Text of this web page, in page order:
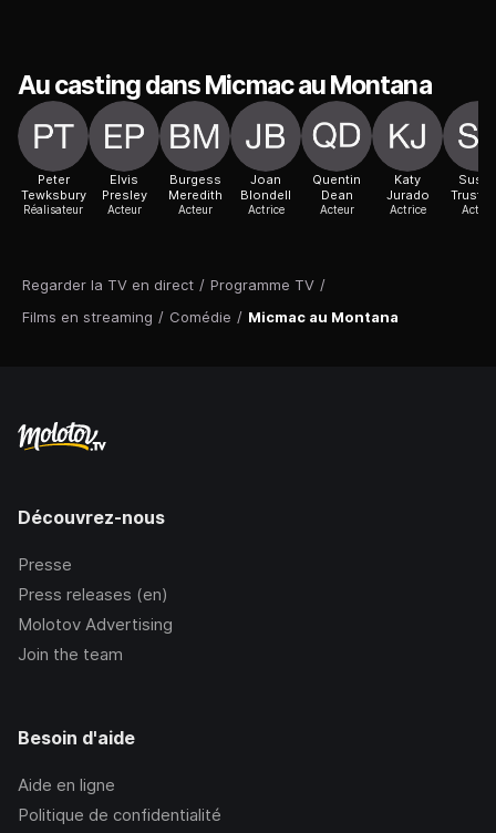
Regarder la TV en direct / Programme TV /
Films en streaming / Comédie / Micmac au Montana
Au casting dans Micmac au Montana
Peter
Tewksbury
Réalisateur
Elvis
Presley
Acteur
Burgess
Meredith
Acteur
Joan
Blondell
Actrice
Quentin
Dean
Acteur
Katy
Jurado
Actrice Acteur
Découvrez-nous
Presse
Press releases (en)
Molotov Advertising
Join the team
Besoin d'aide
Aide en ligne
Politique de confidentialité